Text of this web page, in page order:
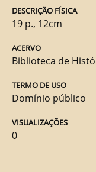
DESCRIÇÃO FÍSICA
19 p., 12cm
ACERVO
Biblioteca de
TERMO DE USO
Domínio público
VISUALIZAÇÕES
0